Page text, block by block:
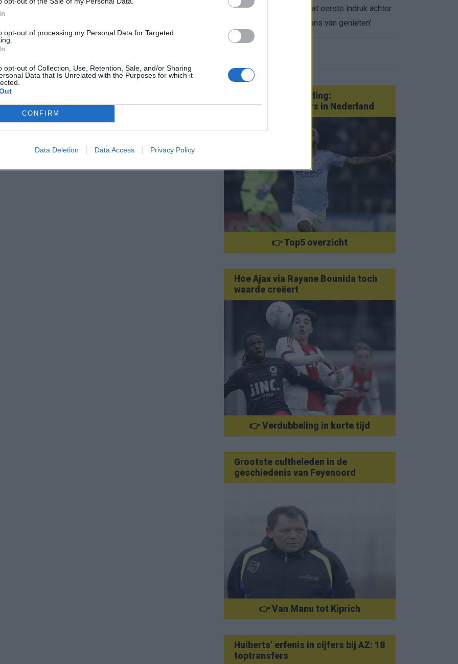
opt-out of processing my Personal Data for Targeted
opt-out of Collection, Use, Retention, Sale, and/or Sharing
Data that Is Unrelated with the Purposes for which it
CONFIRM
Data Deletion Data Access Privacy Policy
waarom blijft het zo stil?
Marcos Leonardo laat eerste indruk achter
bij Ajax: 'Hier gaan fans van genieten'
Van Götze tot Sterling:
statementtransfers in Nederland
👉 Top5 overzicht
Hoe Ajax via Rayane Bounida toch
waarde creëert
👉 Verdubbeling in korte tijd
Grootste cultheleden in de
geschiedenis van Feyenoord
👉 Van Manu tot Kiprich
Huiberts’ erfenis in cijfers bij AZ: 18
toptransfers